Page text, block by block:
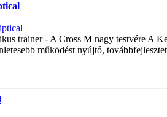
trainer - A Cross M nagy testvére A
működést nyújtó,